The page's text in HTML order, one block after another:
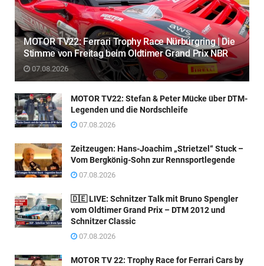
MOTOR TV22: Ferrari Trophy Race Nürburgring | Die
Stimme von Freitag beim Oldtimer Grand Prix NBR
07.08.2026
MOTOR TV22: Stefan & Peter Mücke über DTM-
Legenden und die Nordschleife
07.08.2026
Zeitzeugen: Hans-Joachim „Strietzel“ Stuck –
Vom Bergkönig-Sohn zur Rennsportlegende
07.08.2026
🇩🇪 LIVE: Schnitzer Talk mit Bruno Spengler
vom Oldtimer Grand Prix – DTM 2012 und
Schnitzer Classic
07.08.2026
MOTOR TV 22: Trophy Race for Ferrari Cars by